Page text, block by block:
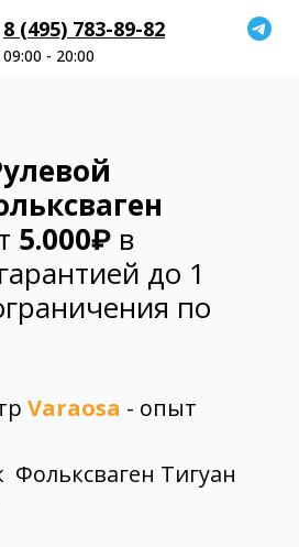
8 (495) 783-89-82
09:00 - 20:00
5.000₽ в
до 1
по
Varaosa - опыт
Фольксваген Тигуан